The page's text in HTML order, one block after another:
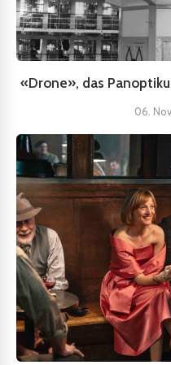
«Drone», das
06.